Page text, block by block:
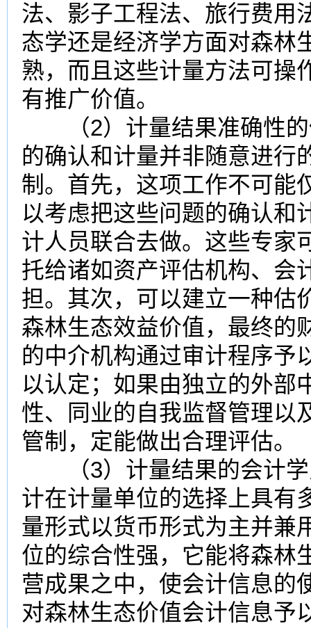
法、影子工程法、旅行费用
态学还是经济学方面对森林
熟，而且这些计量方法可操
有推广价值。
（2）计量结果准确性的
的确认和计量并非随意进行
制。首先，这项工作不可能
以考虑把这些问题的确认和
计人员联合去做。这些专家
托给诸如资产评估机构、会
担。其次，可以建立一种估
森林生态效益价值，最终的
的中介机构通过审计程序予
以认定；如果由独立的外部
性、同业的自我监督管理以
管制，定能做出合理评估。
（3）计量结果的会计学
计在计量单位的选择上具有
量形式以货币形式为主并兼
位的综合性强，它能将森林
营成果之中，使会计信息的
对森林生态价值会计信息予